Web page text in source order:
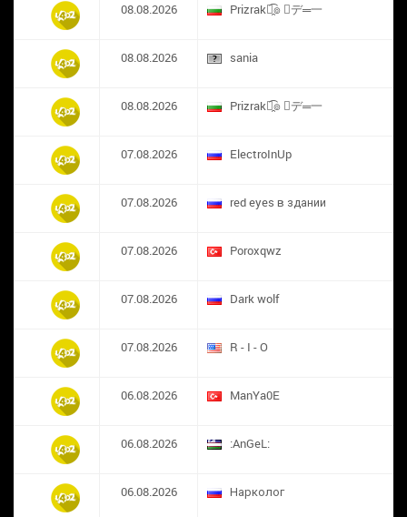
08.08.2026 Prizrak๏̯͡๏ ︻デ═一
08.08.2026 sania
08.08.2026 Prizrak๏̯͡๏ ︻デ═一
07.08.2026 ElectroInUp
07.08.2026 red eyes в здании
07.08.2026 ​Poroxqwz
07.08.2026 Dark wolf
07.08.2026 R - I - O
06.08.2026 ManYa0E
06.08.2026 :AnGeL:
06.08.2026 Нарколог